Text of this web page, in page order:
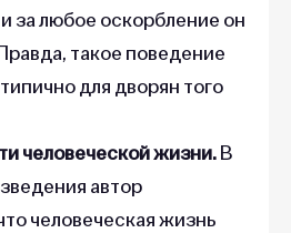
за любое оскорбление он
такое поведение
для дворян того
человеческой жизни.В
автор
человеческая жизнь